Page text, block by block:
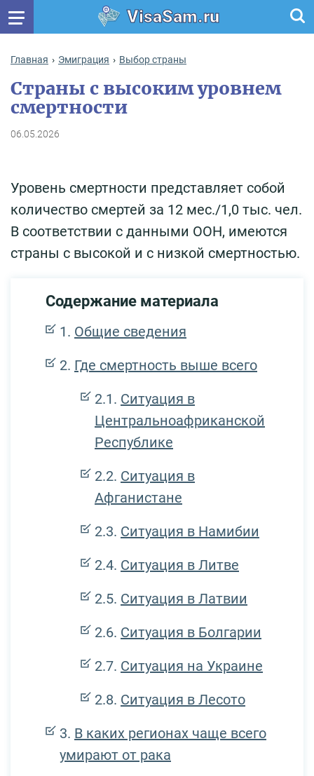
VisaSam.ru
Главная Эмиграция Выбор страны
Страны с высоким уровнем
смертности
06.05.2026
Уровень смертности представляет собой
количество смертей за 12 мес./1,0 тыс. чел.
В соответствии с данными ООН, имеются
страны с высокой и с низкой смертностью.
Содержание материала
Общие сведения
Где смертность выше всего
Ситуация в
Центральноафриканской
Республике
Ситуация в
Афганистане
Ситуация в Намибии
Ситуация в Литве
Ситуация в Латвии
Ситуация в Болгарии
Ситуация на Украине
Ситуация в Лесото
В каких регионах чаще всего
умирают от рака